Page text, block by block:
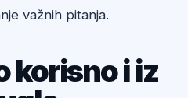
važnih pitanja.
korisno i iz